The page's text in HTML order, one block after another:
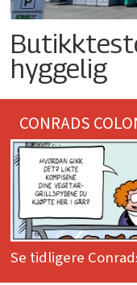
hyggelig
CONRADS
Se tidligere